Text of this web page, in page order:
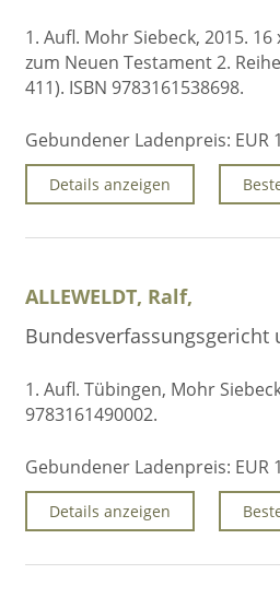
1. Aufl. Mohr Siebeck, 2015.
zum Neuen Testament 2.
411). ISBN 9783161538698.
Gebundener Ladenpreis: EUR
Details anzeigen
ALLEWELDT, Ralf,
Bundesverfassungsgericht
1. Aufl. Tübingen, Mohr
9783161490002.
Gebundener Ladenpreis: EUR
Details anzeigen